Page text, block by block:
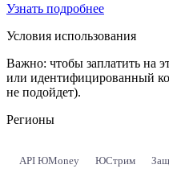
Узнать подробнее
Условия использования
Важно: чтобы заплатить на
или идентифицированный
не подойдет).
Регионы
API ЮMoney ЮСтрим